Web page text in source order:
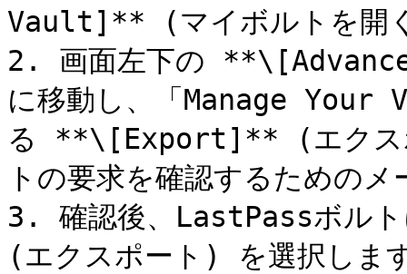
Vault]** (マイボルトを開
2. 画面左下の
に移動し、「Manage
る **\[Export]** (エクスポ
トの要求を確認するための
3. 確認後、LastPassボ
(エクスポート) を選択しま